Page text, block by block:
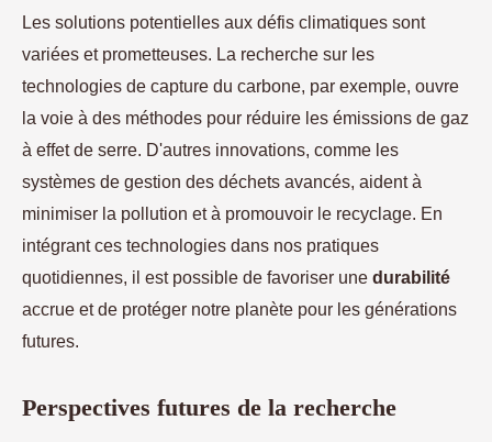
Les solutions potentielles aux défis climatiques sont
variées et prometteuses. La recherche sur les
technologies de capture du carbone, par exemple, ouvre
la voie à des méthodes pour réduire les émissions de gaz
à effet de serre. D'autres innovations, comme les
systèmes de gestion des déchets avancés, aident à
minimiser la pollution et à promouvoir le recyclage. En
intégrant ces technologies dans nos pratiques
quotidiennes, il est possible de favoriser une durabilité
accrue et de protéger notre planète pour les générations
futures.
Perspectives futures de la recherche